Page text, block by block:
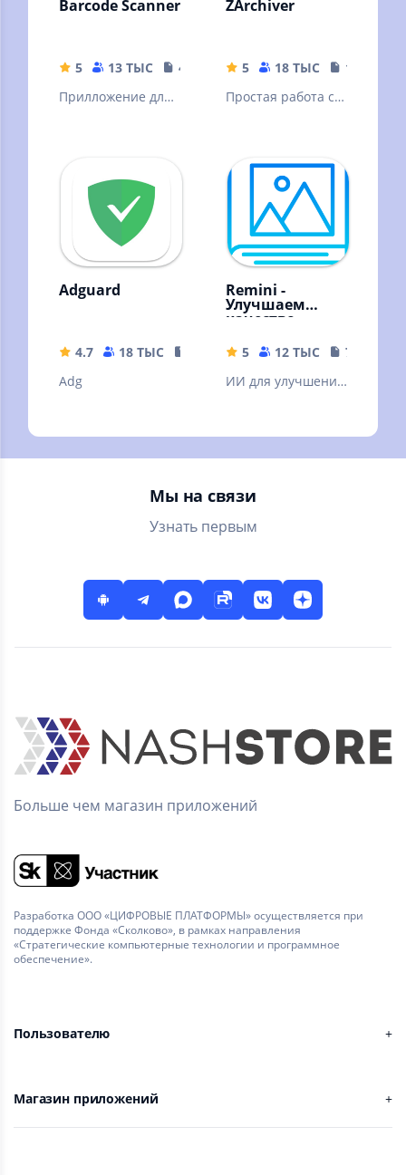
Barcode Scanner
5 13 ТЫС
4.04 MB
Прилложение для
ZArchiver
5 18 ТЫС
10.32 MB
Простая работа с
Adguard
4.7 18 ТЫС
35.63 MB
Adg
Remini -
Улучшаем
качество
5 12 ТЫС
79.19 MB
ИИ для улучшения
описание.
Мы на связи
Узнать первым
Больше чем магазин приложений
Разработка ООО «ЦИФРОВЫЕ ПЛАТФОРМЫ» осуществляется при
поддержке Фонда «Сколково», в рамках направления
«Стратегические компьютерные технологии и программное
обеспечение».
Пользователю
Магазин приложений